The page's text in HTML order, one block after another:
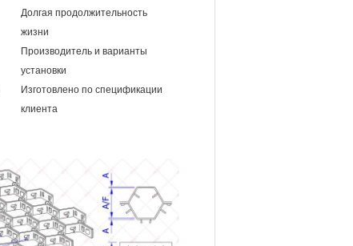
Долгая продолжительность
жизни
Производитель и варианты
установки
Изготовлено по спецификации
клиента